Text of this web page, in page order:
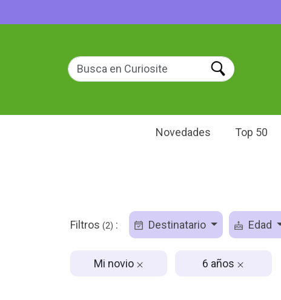
Novedades Top 50
Filtros (2) : Destinatario Edad
Mi novio 6 años